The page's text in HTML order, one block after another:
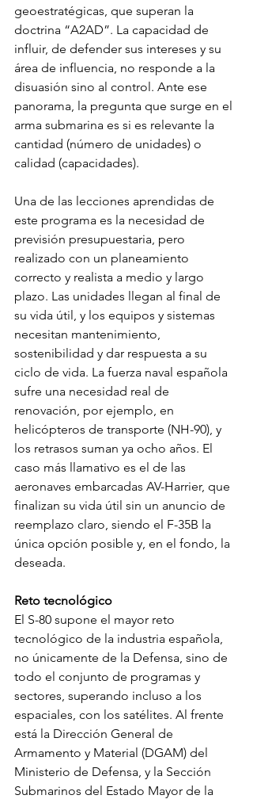
geoestratégicas, que superan la
doctrina “A2AD”. La capacidad de
influir, de defender sus intereses y su
área de influencia, no responde a la
disuasión sino al control. Ante ese
panorama, la pregunta que surge en el
arma submarina es si es relevante la
cantidad (número de unidades) o
calidad (capacidades).
Una de las lecciones aprendidas de
este programa es la necesidad de
previsión presupuestaria, pero
realizado con un planeamiento
correcto y realista a medio y largo
plazo. Las unidades llegan al final de
su vida útil, y los equipos y sistemas
necesitan mantenimiento,
sostenibilidad y dar respuesta a su
ciclo de vida. La fuerza naval española
sufre una necesidad real de
renovación, por ejemplo, en
helicópteros de transporte (NH-90), y
los retrasos suman ya ocho años. El
caso más llamativo es el de las
aeronaves embarcadas AV-Harrier, que
finalizan su vida útil sin un anuncio de
reemplazo claro, siendo el F-35B la
única opción posible y, en el fondo, la
deseada.
Reto tecnológico
El S-80 supone el mayor reto
tecnológico de la industria española,
no únicamente de la Defensa, sino de
todo el conjunto de programas y
sectores, superando incluso a los
espaciales, con los satélites. Al frente
está la Dirección General de
Armamento y Material (DGAM) del
Ministerio de Defensa, y la Sección
Submarinos del Estado Mayor de la